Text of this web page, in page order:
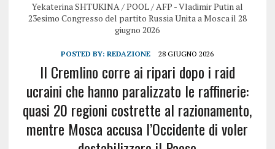
Yekaterina SHTUKINA / POOL / AFP - Vladimir Putin al
23esimo Congresso del partito Russia Unita a Mosca il 28
giugno 2026
POSTED BY:REDAZIONE 28 GIUGNO 2026
Il Cremlino corre ai ripari dopo i raid
ucraini che hanno paralizzato le raffinerie:
quasi 20 regioni costrette al razionamento,
mentre Mosca accusa l’Occidente di voler